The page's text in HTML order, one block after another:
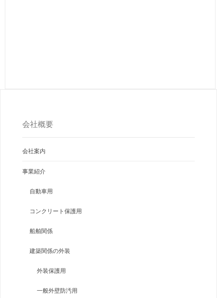
会社概要
会社案内
事業紹介
自動車用
コンクリート保護用
船舶関係
建築関係の外装
外装保護用
一般外壁防汚用